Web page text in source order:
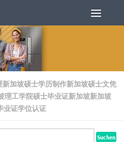
新加坡硕士学历制作新加坡硕士文凭
理工学院硕士毕业证新加坡新加坡
业证学位认证